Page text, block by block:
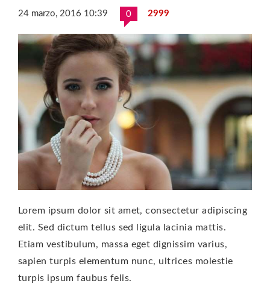
24 marzo, 2016 10:39 0 2999
Lorem ipsum dolor sit amet, consectetur adipiscing
elit. Sed dictum tellus sed ligula lacinia mattis.
Etiam vestibulum, massa eget dignissim varius,
sapien turpis elementum nunc, ultrices molestie
turpis ipsum faubus felis.